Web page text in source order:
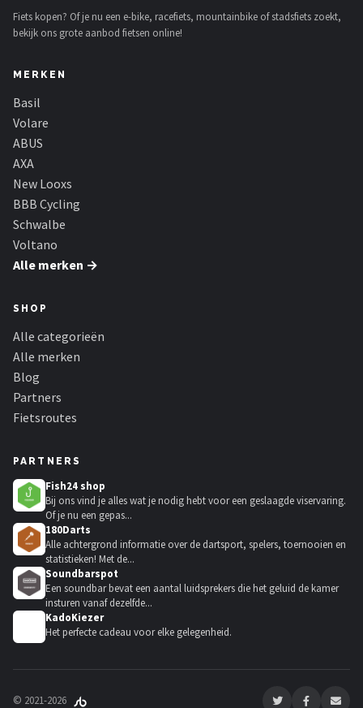
Fiets kopen? Of je nu een e-bike, racefiets, mountainbike of stadsfiets zoekt,
bekijk ons grote aanbod fietsen online!
MERKEN
Basil
Volare
ABUS
AXA
New Looxs
BBB Cycling
Schwalbe
Voltano
Alle merken →
SHOP
Alle categorieën
Alle merken
Blog
Partners
Fietsroutes
PARTNERS
Fish24 shop
Bij ons vind je alles wat je nodig hebt voor een geslaagde viservaring.
Of je nu een gepas...
180Darts
Alle achtergrond informatie over de dartsport, spelers, toernooien en
statistieken! Met de...
Soundbarspot
Een soundbar bevat een aantal luidsprekers die het geluid de kamer
insturen vanaf dezelfde...
KadoKiezer
Het perfecte cadeau voor elke gelegenheid.
© 2021-2026